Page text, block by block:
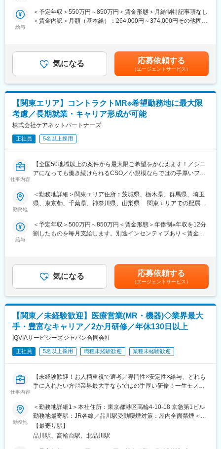
社部門（マネージャー、研修部門など）へのキャリアチェンジ」
など幅広いキャリアプランがあります。また、弊社のマネージャ
将来のキャリアに関してサポートをしていきます。
《職種に関して》
■MRとは主に医師や薬剤師等へ、担当製品の情報提供を行いま
す。担当施設の患者様に応じた情報提供や、担当製品の処方後の
情報収集を行います。
変更の範囲：会社の定める業務
業規模、製品領域などのバランスを考慮しながら、常時60以上の
プロジェクトが稼働しています。
■年齢も経験も多様な人財が活躍
シミック・イニジオはほぼ全員が中途採用です。それぞれ異なる
バックグラウンドを持ち、その経験を活かして活動しています。
社員の年齢分布も幅広く、20代～60代まで在籍しています。社員
の経験の多様性は、変革期にある製薬業界にあって、私たちの事
業を支える重要な要素です。
■人財育成への積極投資
シミック・イニジオにとってサービス品質の源泉となるのは人財
資を行っています。自己成長意欲を尊重し、業務直結の研修だけ
でなく、変化する時代に対応するビジネススキル習得も含め階層
行っています。
できる制度があります。社員と社員のご家族が安心し、仕事もプ
ライベートも充実して活躍できるよう、福利厚生制度を整備して
ラスの借り上げ社宅制度や単身赴任のサポート制度を導入し、そ
の利用率も高水準となっています。
■社内認定資格制度
製薬企業での開発パイプラインの変化にともない、当社において
はオンコロジーをはじめスペシャリティ領域のプロジェクトが増
加しています。またスペシャリティ領域については社員の関心も
高く、これに応えるべく専門性の高い人財を育成するための社内
認定資格制度を設けています。現在はオンコロジー分野で「血液
給与
＜予定年収＞550万円～850万円＜賃金形態＞月給制特記事項なし
＜賃金内訳＞月額（基本給）：264,000円～374,000円その他固定
を全額支給 ■賞与年2回（昨年度実績4.2ヶ月）、報酬改定年1回■
全国勤務が可能な方は、初回給与時に30万円の一時金を支給賃金
はあくまでも目安の金額であり、選考を通じて上下する可能性が
あります。月給(月額)は固定手当を含めた表記です。
気になる 応募依頼する
（エージェントサービス）
【関東エリア】コントラクトMR※希望勤務地に最大限
考慮／長期就業・キャリア形成が可能
株式会社ケアネットパートナーズ
正社員 5名以上採用
仕事内容
【全国50地域以上の案件から最大限ご希望をかなえます！／シニ
アになっても働き続けられるCSO／小規模ならではの手厚いフォ
■業務内容：
して医薬品情報の伝達や、安全性や有効性情報をご提供いただき
ます。有効性について情報の収集と会社への報告業務もお願いい
件から勤務地をご提案させていただきます。年収は現職考慮（モ
デル年収：20代650万、40代後半850万）領域を変えてのPJT打診
も可能です。また、無期雇用派遣となるため、ＰＪＴの期間外も
ベース給与は保証いたします。
■MRとして働く魅力
（1）最大限希望を考慮します：
全国50地域以上のPJTからご提案し、なるべくご希望の勤務地に
アサインが可能です。また、次の契約での再配属の際の地域もし
っかり考慮いたします。これは小規模ならではの社内バッティン
CSO業界で10年以上のキャリアを持つベテラン社員が、あなたの
生涯のわたる「キャリア形成」を丁寧にサポートします。その繋
PJTも紹介可能、また過去には、10年ほどブランクのある50代の
方のご支援の実績もあるなど選考の合格率も高いです。
（3）長期就業／キャリア形成が可能：
弊社所属のMRはシニア（50代）がボリュームゾーン。契約社員
としてパフォーマンスが高い場合は50代の方でも正社員への転換
勤務地
＜勤務地詳細＞関東エリア住所：茨城県、栃木県、群馬県、埼玉
県、東京都、千葉県、神奈川県、山梨県 関東エリアでの配属と
給与
＜予定年収＞500万円～850万円＜賃金形態＞年俸制※年収を12分
割したものを毎月支給します。別途インセンティブあり＜賃金内
円（12分割）（一律手当を含む）＜昇給有無＞有＜残業手当＞有
＜給与補足＞※面接を通して、ご経験やスキルにより当社規定に基
づき決定いたします。■昇給、インセンティブあり■モデル年収：
20代650万、40代後半850万賃金はあくまでも目安の金額であ
り、選考を通じて上下する可能性があります。月給(月額)は固定手
当を含めた表記です。
気になる 応募依頼する
（エージェントサービス）
【関東／未経験歓迎】医療営業(MR・機器)◇業界最大
手・豊富なキャリア／2か月研修／年休130日以上
IQVIAサービシーズジャパン合同会社
正社員 5名以上採用 職種未経験歓迎 業種未経験歓迎
仕事内容
【未経験歓迎！お人柄重視で選考／専門性×安定性×給与、どれも
手に入れたい方◎業界最大手ならではの手厚い研修！一生モノの
パス豊富】
＼そもそも「MR」とは？／
「医薬情報提供者」と呼ばれる専門資格を取得して活動する営業
職です。IQVIAのお客様である国内医薬品メーカーにて、医薬品の
勤務地
＜勤務地詳細1＞本社住所：東京都港区高輪4-10-18 京急第1ビル
勤務地最寄駅：JR各線／品川駅受動喫煙対策：屋内全面禁煙＜勤
務地詳細2＞関東エリア住所：関東(東京都、神奈川県、千葉県、
埼玉県、群馬県、茨城県)/選考を通じて決定します。 受動喫煙対
【最寄り駅】
品川駅、高輪台駅、北品川駅